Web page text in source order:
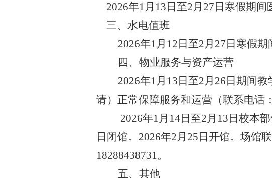
2026年1月13 日至2月27日寒假期间
三、水电值班
2026年1月12日至2月27日寒假期
四、物业服务与资产运营
2026年1月13日至2月26日期间
请）正常保障服务和运营（联系电话
2026年1月14日至2月13日校本
日闭馆。2026年2月25日开馆。场馆
18288438731。
五、其他